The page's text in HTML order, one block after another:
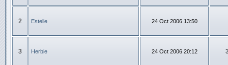
2 Estelle 24 Oct 2006 13:50
3 Herbie 24 Oct 2006 20:12